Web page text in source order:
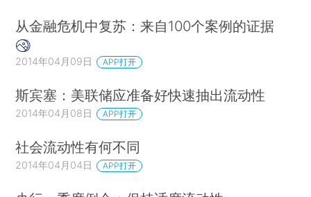
从金融危机中复苏：来自100个案例的证据
2014年04月09日 APP打开
斯宾塞：美联储应准备好快速抽出流动性
2014年04月08日 APP打开
社会流动性有何不同
2014年04月04日 APP打开